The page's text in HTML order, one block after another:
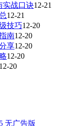
实战口诀12-21
12-21
技巧12-20
南12-20
享12-20
12-20
12-20